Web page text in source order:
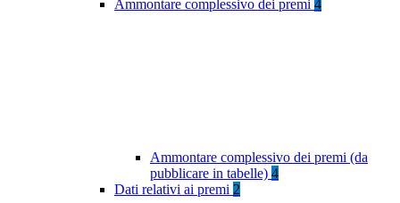
Ammontare complessivo dei premi 4
Ammontare complessivo dei premi (da
pubblicare in tabelle) 4
Dati relativi ai premi 2